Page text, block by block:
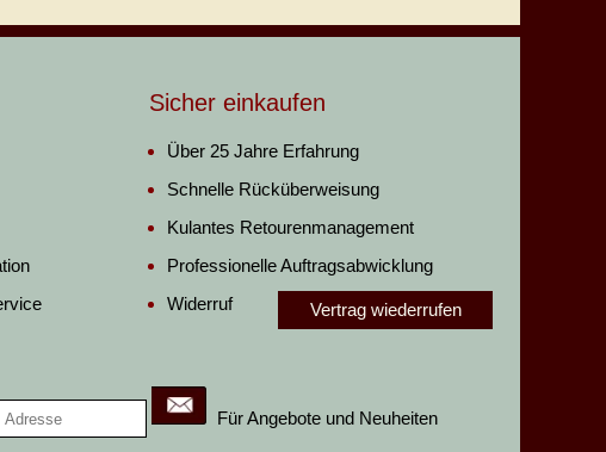
Für Angebote und Neuheiten
Sicher einkaufen
Über 25 Jahre Erfahrung
Schnelle Rücküberweisung
Kulantes Retourenmanagement
Professionelle Auftragsabwicklung
Widerruf
Vertrag wiederrufen